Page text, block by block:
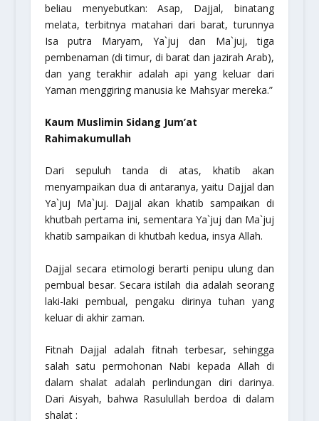
beliau menyebutkan: Asap, Dajjal, binatang
melata, terbitnya matahari dari barat, turunnya
Isa putra Maryam, Ya`juj dan Ma`juj, tiga
pembenaman (di timur, di barat dan jazirah Arab),
dan yang terakhir adalah api yang keluar dari
Yaman menggiring manusia ke Mahsyar mereka.”
Kaum Muslimin Sidang Jum’at
Rahimakumullah
Dari sepuluh tanda di atas, khatib akan
menyampaikan dua di antaranya, yaitu Dajjal dan
Ya`juj Ma`juj. Dajjal akan khatib sampaikan di
khutbah pertama ini, sementara Ya`juj dan Ma`juj
khatib sampaikan di khutbah kedua, insya Allah.
Dajjal secara etimologi berarti penipu ulung dan
pembual besar. Secara istilah dia adalah seorang
laki-laki pembual, pengaku dirinya tuhan yang
keluar di akhir zaman.
Fitnah Dajjal adalah fitnah terbesar, sehingga
salah satu permohonan Nabi kepada Allah di
dalam shalat adalah perlindungan diri darinya.
Dari Aisyah, bahwa Rasulullah berdoa di dalam
shalat :